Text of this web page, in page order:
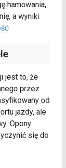
hamowania,
a wyniki
jest to, że
przez
od
jazdy, ale
Opony
się do